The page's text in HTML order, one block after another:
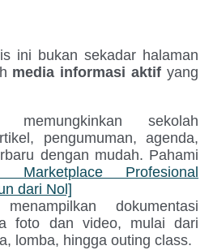
ini bukan sekadar halaman
media informasi aktif yang
memungkinkan sekolah
pengumuman, agenda,
dengan mudah. Pahami
Marketplace Profesional
dari Nol]
dokumentasi
foto dan video, mulai dari
lomba, hingga outing class.